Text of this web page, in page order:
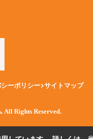
ーポリシー サイトマップ
All Rights Reserved.